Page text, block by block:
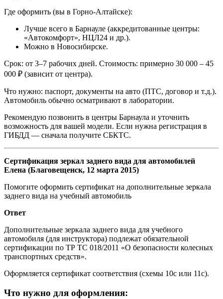
Где оформить (вы в Горно-Алтайске):
Лучше всего в Барнауле (аккредитованные центры:
«Автокомфорт», НЦЛ24 и др.).
Можно в Новосибирске.
Срок: от 3–7 рабочих дней. Стоимость: примерно 30 000 – 45
000 ₽ (зависит от центра).
Что нужно: паспорт, документы на авто (ПТС, договор и т.д.).
Автомобиль обычно осматривают в лаборатории.
Рекомендую позвонить в центры Барнаула и уточнить
возможность для вашей модели. Если нужна регистрация в
ГИБДД — сначала получите СБКТС.
Сертификация зеркал заднего вида для автомобилей
Елена (Благовещенск, 12 марта 2015)
Помогите оформить сертификат на дополнительные зеркала
заднего вида на учебный автомобиль
Ответ
Дополнительные зеркала заднего вида для учебного
автомобиля (для инструктора) подлежат обязательной
сертификации по ТР ТС 018/2011 «О безопасности колесных
транспортных средств».
Оформляется сертификат соответствия (схемы 10с или 11с).
Что нужно для оформления: